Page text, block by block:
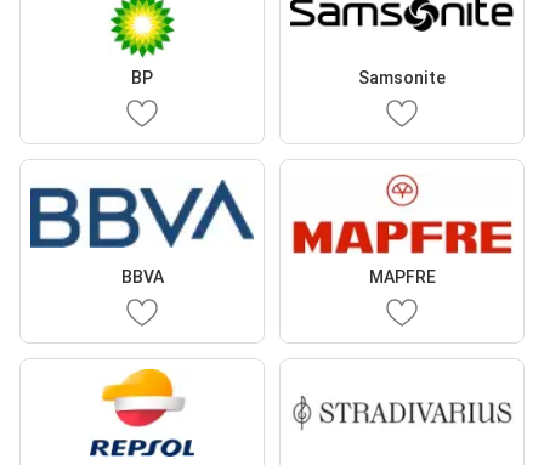
BP Samsonite
BBVA MAPFRE